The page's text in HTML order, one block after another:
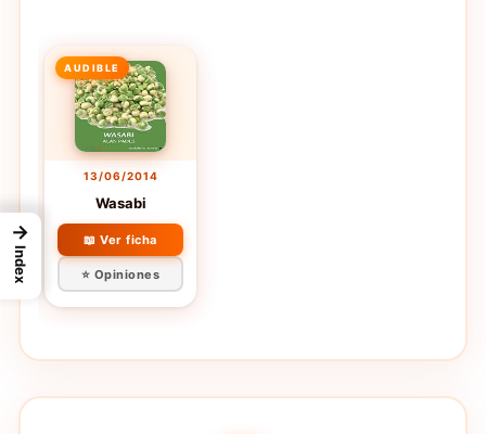
AUDIBLE
13/06/2014
Wasabi
📖 Ver ficha
⭐ Opiniones
→
Index